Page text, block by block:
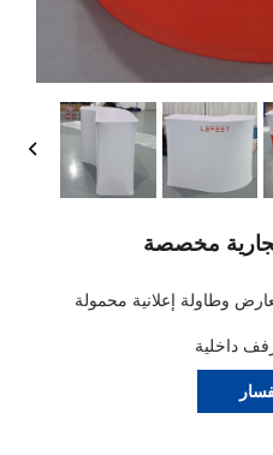
مخصصة
إعلانية محمولة
داخلية